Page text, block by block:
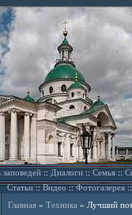
заповедей::Диалоги::Семья::
Статьи::Видео ::Фотогалерея
Главная» Техника » Лучший